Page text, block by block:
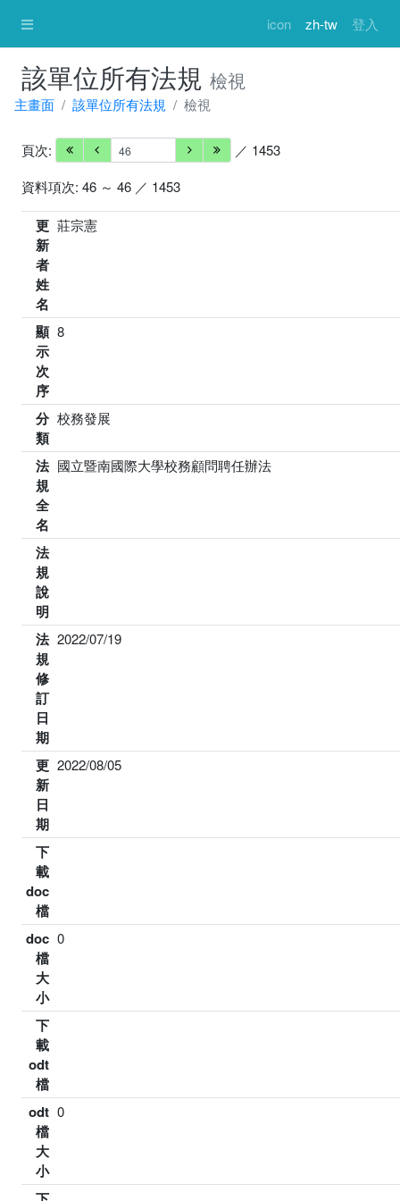
icon zh-tw 登入
該單位所有法規 檢視
主畫面 該單位所有法規 檢視
頁次:
／ 1453
資料項次: 46 ～ 46 ／ 1453
更
新
者
姓
名
莊宗憲
顯
示
次
序
8
分
類
校務發展
法
規
全
名
國立暨南國際大學校務顧問聘任辦法
法
規
說
明
法
規
修
訂
日
期
2022/07/19
更
新
日
期
2022/08/05
下
載
doc
檔
doc
檔
大
小
0
下
載
odt
檔
odt
檔
大
小
0